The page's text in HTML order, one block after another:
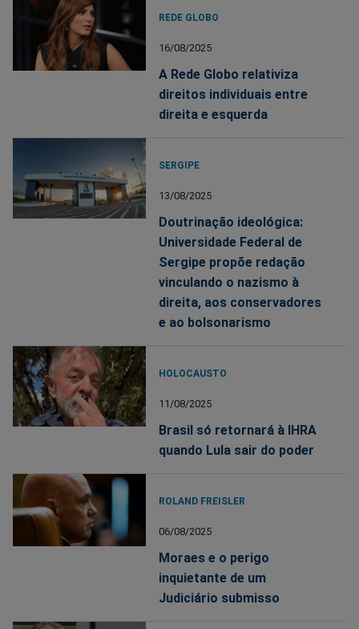
REDE GLOBO
16/08/2025
A Rede Globo relativiza
direitos individuais entre
direita e esquerda
SERGIPE
13/08/2025
Doutrinação ideológica:
Universidade Federal de
Sergipe propõe redação
vinculando o nazismo à
direita, aos conservadores
e ao bolsonarismo
HOLOCAUSTO
11/08/2025
Brasil só retornará à IHRA
quando Lula sair do poder
ROLAND FREISLER
06/08/2025
Moraes e o perigo
inquietante de um
Judiciário submisso